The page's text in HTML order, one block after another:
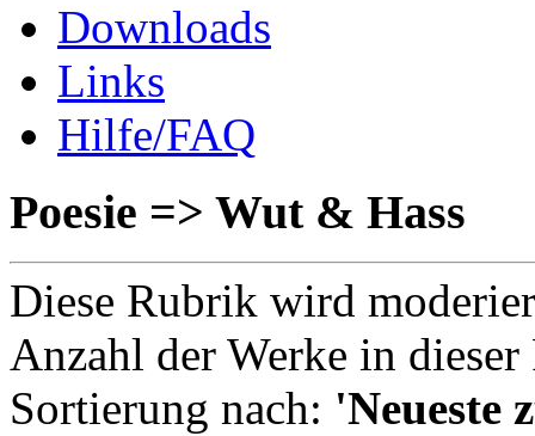
Downloads
Links
Hilfe/FAQ
Poesie => Wut & Hass
Diese Rubrik wird
Anzahl der Werke in
Sortierung nach: 'Neueste